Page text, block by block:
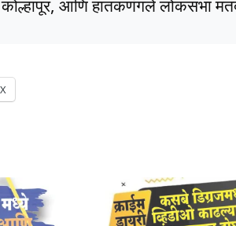
आणि हातकणंगले लोकसभा
X